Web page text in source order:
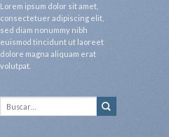
Lorem ipsum dolor sit amet,
consectetuer adipiscing elit,
sed diam nonummy nibh
euismod tincidunt ut laoreet
dolore magna aliquam erat
volutpat.